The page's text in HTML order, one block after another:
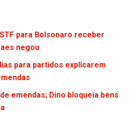
para Bolsonaro receber
negou
para partidos explicarem
emendas; Dino bloqueia bens